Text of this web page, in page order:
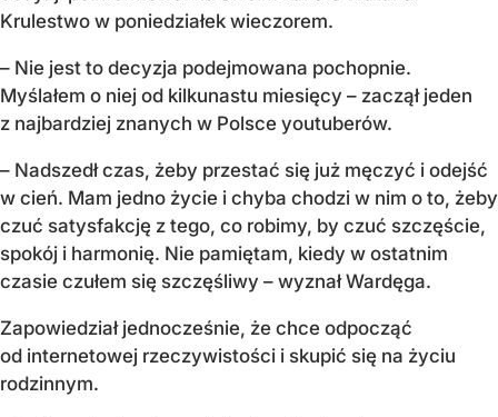
Krulestwo w poniedziałek wieczorem.
– Nie jest to decyzja podejmowana pochopnie.
Myślałem o niej od kilkunastu miesięcy – zaczął jeden
z najbardziej znanych w Polsce youtuberów.
– Nadszedł czas, żeby przestać się już męczyć i odejść
w cień. Mam jedno życie i chyba chodzi w nim o to, żeby
czuć satysfakcję z tego, co robimy, by czuć szczęście,
spokój i harmonię. Nie pamiętam, kiedy w ostatnim
czasie czułem się szczęśliwy – wyznał Wardęga.
Zapowiedział jednocześnie, że chce odpocząć
od internetowej rzeczywistości i skupić się na życiu
rodzinnym.